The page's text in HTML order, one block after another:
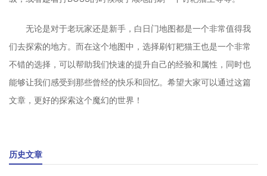
无论是对于老玩家还是新手，白日门地图都是一个非常值得我
们去探索的地方。而在这个地图中，选择刷钉耙猫王也是一个非常
不错的选择，可以帮助我们快速的提升自己的经验和属性，同时也
能够让我们感受到那些曾经的快乐和回忆。希望大家可以通过这篇
文章，更好的探索这个魔幻的世界！
历史文章